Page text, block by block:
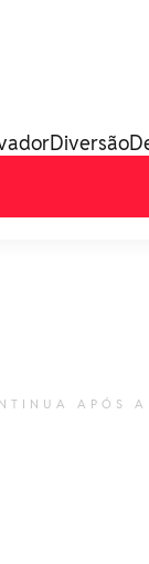
Diversão
APÓS